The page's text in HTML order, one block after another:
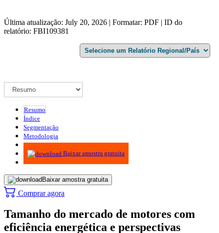
Última atualização: July 20, 2026 | Formatar: PDF | ID do
relatório: FBI109381
Resumo
Índice
Segmentação
Metodologia
Infográficos
Baixar amostra gratuita
Baixar amostra gratuita
Comprar agora
Tamanho do mercado de motores com
eficiência energética e perspectivas